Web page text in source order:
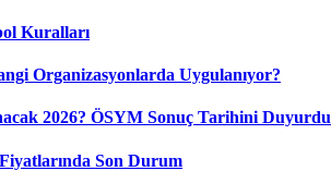
Kuralları
Organizasyonlarda Uygulanıyor?
2026? ÖSYM Sonuç Tarihini Duyurdu
Son Durum